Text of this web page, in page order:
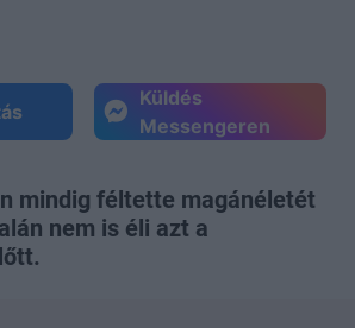
Küldés
Messengeren
mindig féltette magánéletét
nem is éli azt a